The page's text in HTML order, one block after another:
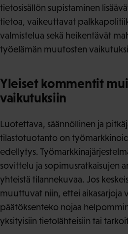
tietosisällön supistaminen
tietoa, vaikeuttavat
valmistelua sekä heikentävät
työelämän muutosten
Yleiset kommentit
vaikutuksiin
Luotettava, säännöllinen ja
tilastotuotanto on
edellytys.
sovittelu ja sopimusratkaisujen
yhteistä tilannekuvaa. Jos
muuttuvat niin, ettei aikasarjoja
päätöksenteko nojaa
yksityisiin tietolähteisiin tai